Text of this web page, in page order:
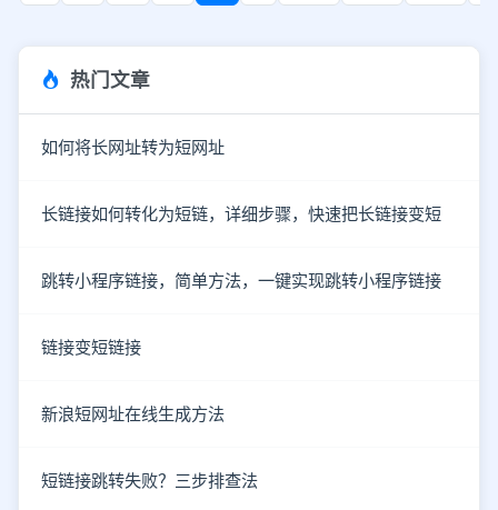
热门文章
如何将长网址转为短网址
长链接如何转化为短链，详细步骤，快速把长链接变短
跳转小程序链接，简单方法，一键实现跳转小程序链接
链接变短链接
新浪短网址在线生成方法
短链接跳转失败？三步排查法